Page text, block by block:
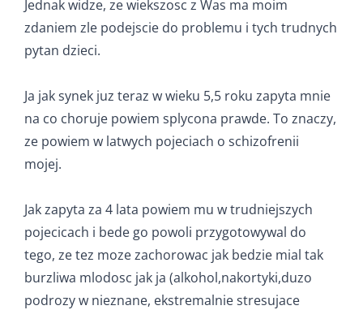
Jednak widze, ze wiekszosc z Was ma moim
zdaniem zle podejscie do problemu i tych trudnych
pytan dzieci.
Ja jak synek juz teraz w wieku 5,5 roku zapyta mnie
na co choruje powiem splycona prawde. To znaczy,
ze powiem w latwych pojeciach o schizofrenii
mojej.
Jak zapyta za 4 lata powiem mu w trudniejszych
pojecicach i bede go powoli przygotowywal do
tego, ze tez moze zachorowac jak bedzie mial tak
burzliwa mlodosc jak ja (alkohol,nakortyki,duzo
podrozy w nieznane, ekstremalnie stresujace